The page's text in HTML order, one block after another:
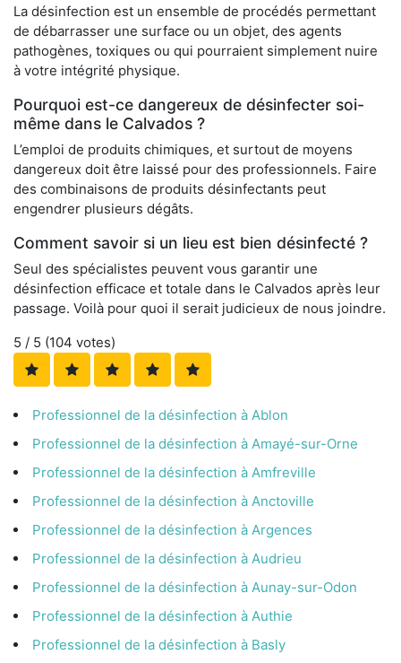
La désinfection est un ensemble de procédés permettant
de débarrasser une surface ou un objet, des agents
pathogènes, toxiques ou qui pourraient simplement nuire
à votre intégrité physique.
Pourquoi est-ce dangereux de désinfecter soi-
même dans le Calvados ?
L’emploi de produits chimiques, et surtout de moyens
dangereux doit être laissé pour des professionnels. Faire
des combinaisons de produits désinfectants peut
engendrer plusieurs dégâts.
Comment savoir si un lieu est bien désinfecté ?
Seul des spécialistes peuvent vous garantir une
désinfection efficace et totale dans le Calvados après leur
passage. Voilà pour quoi il serait judicieux de nous joindre.
5 / 5 (104 votes)
Professionnel de la désinfection à Ablon
Professionnel de la désinfection à Amayé-sur-Orne
Professionnel de la désinfection à Amfreville
Professionnel de la désinfection à Anctoville
Professionnel de la désinfection à Argences
Professionnel de la désinfection à Audrieu
Professionnel de la désinfection à Aunay-sur-Odon
Professionnel de la désinfection à Authie
Professionnel de la désinfection à Basly